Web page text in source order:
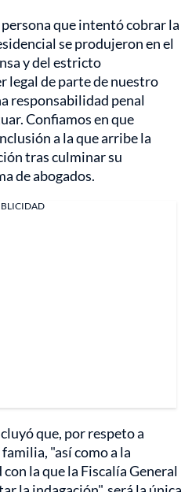
que intentó cobrar la
se produjeron en el
y del estricto
legal de parte de nuestro
responsabilidad penal
Confiamos en que
a la que arribe la
tras culminar su
de abogados.
que, por respeto a
"así como a la
la que la Fiscalía General